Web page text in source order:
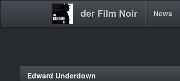
der Film Noir
Main News
Edward Underdown